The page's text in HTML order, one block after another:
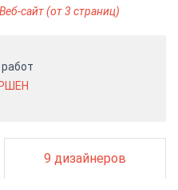
Веб-сайт (от 3 страниц)
9 дизайнеров